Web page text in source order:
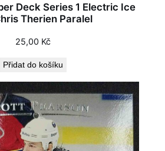
Deck Series 1 Electric Ice
Therien Paralel
25,00 Kč
Přidat do košíku